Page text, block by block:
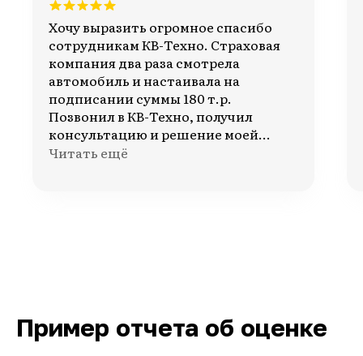
Хочу выразить огромное спасибо
сотрудникам КВ-Техно. Страховая
компания два раза смотрела
автомобиль и настаивала на
подписании суммы 180 т.р.
Позвонил в КВ-Техно, получил
консультацию и решение моей
ситуации. По итогам вашей работы
Читать ещё
Пример отчета об оценке